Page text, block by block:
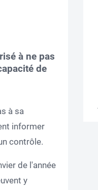
à ne pas
de
à sa
informer
contrôle.
de l'année
y